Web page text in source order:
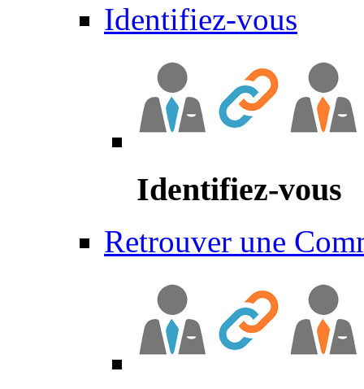
Identifiez-vous
Identifiez-vous
Retrouver une